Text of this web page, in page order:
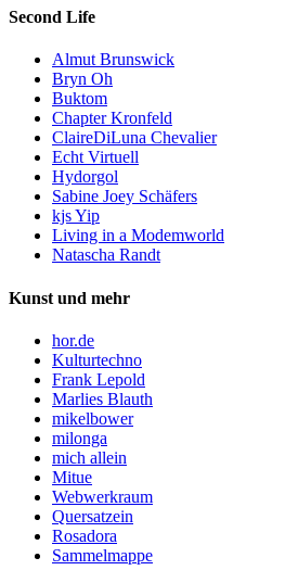
Second Life
Almut Brunswick
Bryn Oh
Buktom
Chapter Kronfeld
ClaireDiLuna Chevalier
Echt Virtuell
Hydorgol
Sabine Joey Schäfers
kjs Yip
Living in a Modemworld
Natascha Randt
Kunst und mehr
hor.de
Kulturtechno
Frank Lepold
Marlies Blauth
mikelbower
milonga
mich allein
Mitue
Webwerkraum
Quersatzein
Rosadora
Sammelmappe